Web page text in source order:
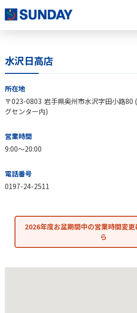
株式会社サンデー
水沢日高店
水沢日高店について
所在地
〒023-0803 岩手県奥州市水沢字田小路80
グセンター内)
営業時間
9:00〜20:00
電話番号
0197-24-2511
2026年度お盆期間中の営業時間変
ら